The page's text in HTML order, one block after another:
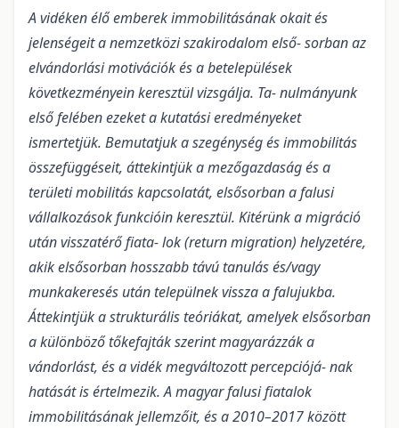
A vidéken élő emberek immobilitásának okait és
jelenségeit a nemzetközi szakirodalom első- sorban az
elvándorlási motivációk és a betelepülések
következményein keresztül vizsgálja. Ta- nulmányunk
első felében ezeket a kutatási eredményeket
ismertetjük. Bemutatjuk a szegénység és immobilitás
összefüggéseit, áttekintjük a mezőgazdaság és a
területi mobilitás kapcsolatát, elsősorban a falusi
vállalkozások funkcióin keresztül. Kitérünk a migráció
után visszatérő fiata- lok (return migration) helyzetére,
akik elsősorban hosszabb távú tanulás és/vagy
munkakeresés után települnek vissza a falujukba.
Áttekintjük a strukturális teóriákat, amelyek elsősorban
a különböző tőkefajták szerint magyarázzák a
vándorlást, és a vidék megváltozott percepciójá- nak
hatását is értelmezik. A magyar falusi fiatalok
immobilitásának jellemzőit, és a 2010–2017 között